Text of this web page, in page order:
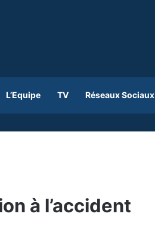
L’Equipe TV Réseaux Sociaux
à l’accident